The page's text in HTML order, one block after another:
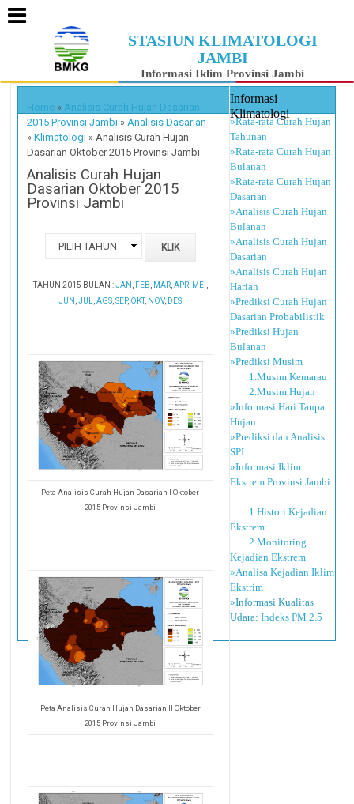
STASIUN KLIMATOLOGI
JAMBI
Informasi Iklim Provinsi Jambi
Home » Analisis Curah Hujan Dasarian
2015 Provinsi Jambi » Analisis Dasarian
»Klimatologi » Analisis Curah Hujan
Dasarian Oktober 2015 Provinsi Jambi
Analisis Curah Hujan
Dasarian Oktober 2015
Provinsi Jambi
TAHUN 2015 BULAN :JAN FEB MAR, APR, MEI
JUN ,JUL ,AGS ,SEP, OKT, NOV, DES
Peta Analisis Curah Hujan Dasarian I Oktober
2015 Provinsi Jambi
Peta Analisis Curah Hujan Dasarian II Oktober
2015 Provinsi Jambi
Informasi
Klimatologi
»Rata-rata Curah Hujan
Tahunan
»Rata-rata Curah Hujan
Bulanan
»Rata-rata Curah Hujan
Dasarian
»Analisis Curah Hujan
Bulanan
»Analisis Curah Hujan
Dasarian
»Analisis Curah Hujan
Harian
»Prediksi Curah Hujan
Dasarian Probabilistik
»Prediksi Hujan
Bulanan
»Prediksi Musim
1.Musim Kemarau
2.Musim Hujan
»Informasi Hari Tanpa
Hujan
»Prediksi dan Analisis
SPI
»Informasi Iklim
Ekstrem Provinsi Jambi
:
1.Histori Kejadian
Ekstrem
2.Monitoring
Kejadian Ekstrem
»Analisa Kejadian Iklim
Ekstrim
»Informasi Kualitas
Udara: Indeks PM 2.5